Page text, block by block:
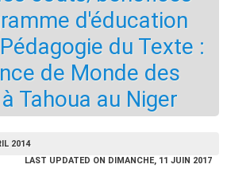
d'éducation
du Texte :
de Monde des
Tahoua au Niger
2014
LAST UPDATED ON DIMANCHE, 11 JUIN 2017